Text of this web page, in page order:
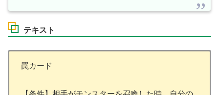
テキスト
罠カード